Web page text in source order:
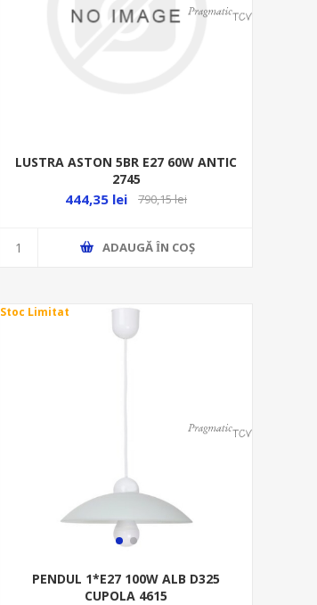
LUSTRA ASTON 5BR E27 60W ANTIC
2745
444,35 lei 790,15 lei
ADAUGĂ ȊN COŞ
Stoc Limitat
PENDUL 1*E27 100W ALB D325
CUPOLA 4615